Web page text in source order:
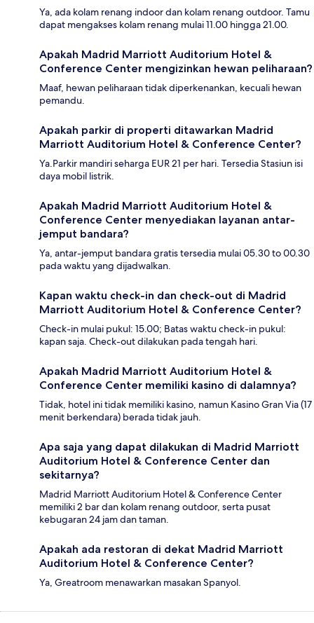
Ya, ada kolam renang indoor dan kolam renang outdoor. Tamu
dapat mengakses kolam renang mulai 11.00 hingga 21.00.
Apakah Madrid Marriott Auditorium Hotel &
Conference Center mengizinkan hewan peliharaan?
Maaf, hewan peliharaan tidak diperkenankan, kecuali hewan
pemandu.
Apakah parkir di properti ditawarkan Madrid
Marriott Auditorium Hotel & Conference Center?
Ya.Parkir mandiri seharga EUR 21 per hari. Tersedia Stasiun isi
daya mobil listrik.
Apakah Madrid Marriott Auditorium Hotel &
Conference Center menyediakan layanan antar-
jemput bandara?
Ya, antar-jemput bandara gratis tersedia mulai 05.30 to 00.30
pada waktu yang dijadwalkan.
Kapan waktu check-in dan check-out di Madrid
Marriott Auditorium Hotel & Conference Center?
Check-in mulai pukul: 15.00; Batas waktu check-in pukul:
kapan saja. Check-out dilakukan pada tengah hari.
Apakah Madrid Marriott Auditorium Hotel &
Conference Center memiliki kasino di dalamnya?
Tidak, hotel ini tidak memiliki kasino, namun Kasino Gran Via (17
menit berkendara) berada tidak jauh.
Apa saja yang dapat dilakukan di Madrid Marriott
Auditorium Hotel & Conference Center dan
sekitarnya?
Madrid Marriott Auditorium Hotel & Conference Center
memiliki 2 bar dan kolam renang outdoor, serta pusat
kebugaran 24 jam dan taman.
Apakah ada restoran di dekat Madrid Marriott
Auditorium Hotel & Conference Center?
Ya, Greatroom menawarkan masakan Spanyol.